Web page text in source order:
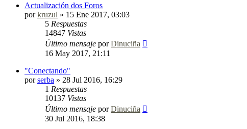
Actualización dos Foros
porkruzul » 15 Ene 2017, 03:03
5 Respuestas
14847 Vistas
Último mensaje porDinuciña
16 May 2017, 21:11
"Conectando"
porserba » 28 Jul 2016, 16:29
1 Respuestas
10137 Vistas
Último mensaje porDinuciña
30 Jul 2016, 18:38